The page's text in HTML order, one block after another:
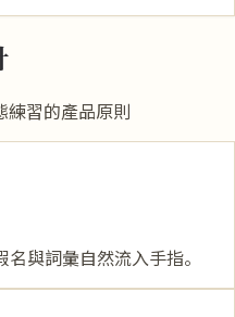
練習的產品原則
與詞彙自然流入手指。